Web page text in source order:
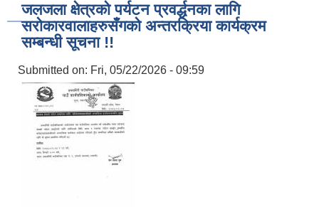
जलजला क्षेत्रको पर्यटन प्रवर्द्धनका लागि
सरोकारवालाहरुसँगको अन्तरक्रिया कार्यक्रम
सम्बन्धी सूचना !!
Submitted on: Fri, 05/22/2026 - 09:59